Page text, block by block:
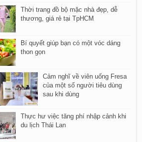
Thời trang đồ bộ mặc nhà đẹp, dễ
thương, giá rẻ tại TpHCM
Bí quyết giúp bạn có một vóc dáng
thon gọn
Cảm nghĩ về viên uống Fresa
của một số người tiêu dùng
sau khi dùng
Thực hư việc tăng phí nhập cảnh khi
du lịch Thái Lan